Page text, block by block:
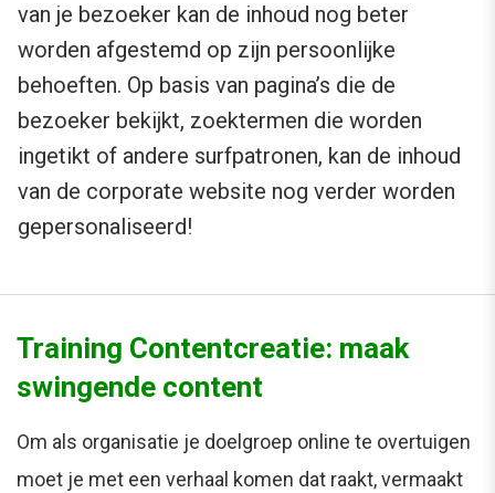
van je bezoeker kan de inhoud nog beter
worden afgestemd op zijn persoonlijke
behoeften. Op basis van pagina’s die de
bezoeker bekijkt, zoektermen die worden
ingetikt of andere surfpatronen, kan de inhoud
van de corporate website nog verder worden
gepersonaliseerd!
Training Contentcreatie: maak
swingende content
Om als organisatie je doelgroep online te overtuigen
moet je met een verhaal komen dat raakt, vermaakt